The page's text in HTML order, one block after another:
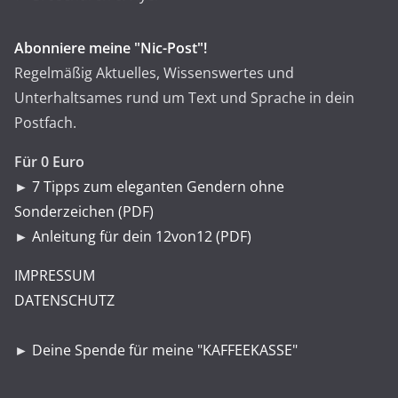
Abonniere meine "Nic-Post"!
Regelmäßig Aktuelles, Wissenswertes und
Unterhaltsames rund um Text und Sprache in dein
Postfach.
Für 0 Euro
► 7 Tipps zum eleganten Gendern ohne
Sonderzeichen (PDF)
► Anleitung für dein 12von12 (PDF)
IMPRESSUM
DATENSCHUTZ
► Deine Spende für meine "KAFFEEKASSE"